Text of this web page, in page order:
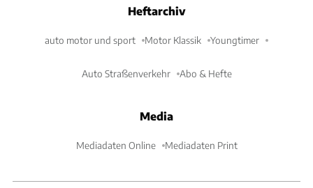
Heftarchiv
auto motor und sport Motor Klassik Youngtimer
Auto Straßenverkehr Abo & Hefte
Media
Mediadaten Online Mediadaten Print